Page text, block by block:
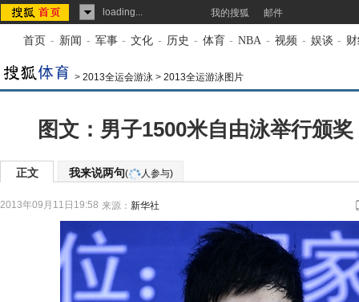
loading... 我的搜狐 邮件
首页 - 新闻 - 军事 - 文化 - 历史 - 体育 - NBA - 视频 - 娱谈 -
> 2013全运会游泳 > 2013全运游泳图片
图文：男子1500米自由泳举行颁
正文 我来说两句( 人参与)
2013年09月11日19:58 来源： 新华社